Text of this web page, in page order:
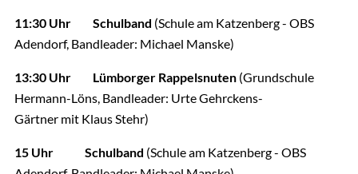
11:30 Uhr Schulband (Schule am Katzenberg - OBS
Adendorf, Bandleader: Michael Manske)
13:30 Uhr Lümborger Rappelsnuten (Grundschule
Hermann-Löns, Bandleader: Urte Gehrckens-
Gärtner mit Klaus Stehr)
15 Uhr Schulband (Schule am Katzenberg - OBS